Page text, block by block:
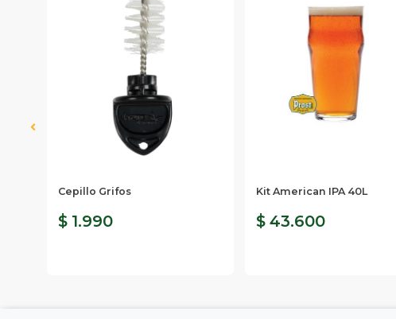
Cepillo Grifos
$ 1.990
Kit American IPA 40L
$ 43.600